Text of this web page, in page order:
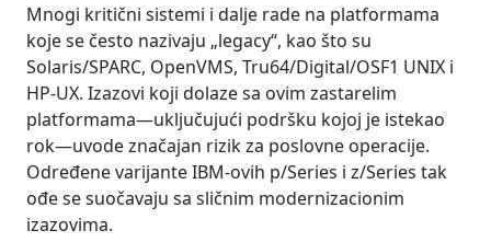
Mnogi kritični sistemi i dalje rade na platformama
koje se često nazivaju „legacy“, kao što su
Solaris/SPARC, OpenVMS, Tru64/Digital/OSF1 UNIX i
HP-UX. Izazovi koji dolaze sa ovim zastarelim
platformama—uključujući podršku kojoj je istekao
rok—uvode značajan rizik za poslovne operacije.
Određene varijante IBM-ovih p/Series i z/Series tak
ođe se suočavaju sa sličnim modernizacionim
izazovima.